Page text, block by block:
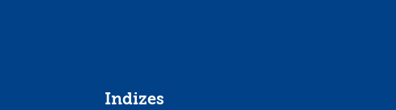
Indizes